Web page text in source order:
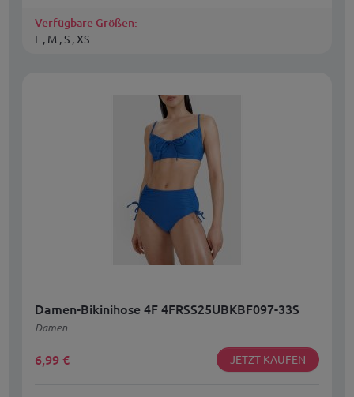
Verfügbare Größen:
L , M , S , XS
Damen-Bikinihose 4F 4FRSS25UBKBF097-33S
Damen
6,99 € JETZT KAUFEN